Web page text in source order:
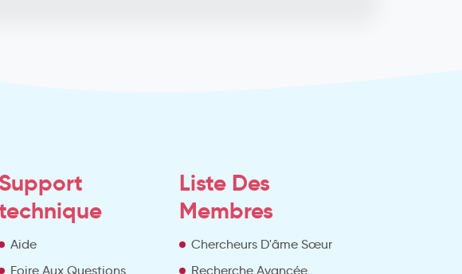
Support
Aide
Foire Aux Questions
Liste Des
Membres
Chercheurs D'âme Sœur
Recherche Avancée